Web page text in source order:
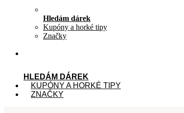
Hledám dárek
Kupóny a horké tipy
Značky
HLEDÁM DÁREK
KUPÓNY A HORKÉ TIPY
ZNAČKY